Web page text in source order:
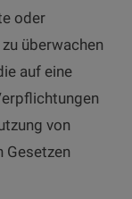
oder
überwachen
auf eine
von
Gesetzen